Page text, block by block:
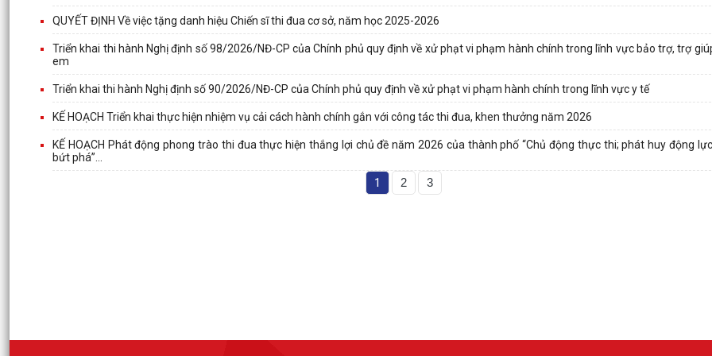
QUYẾT ĐỊNH Về việc tặng danh hiệu Chiến sĩ thi đua cơ sở, năm học 2025-2026
Triển khai thi hành Nghị định số 98/2026/NĐ-CP của Chính phủ quy định về xử phạt vi phạm hành chính trong lĩnh vực bảo trợ, trợ
em
Triển khai thi hành Nghị định số 90/2026/NĐ-CP của Chính phủ quy định về xử phạt vi phạm hành chính trong lĩnh vực y tế
KẾ HOẠCH Triển khai thực hiện nhiệm vụ cải cách hành chính gắn với công tác thi đua, khen thưởng năm 2026
KẾ HOẠCH Phát động phong trào thi đua thực hiện thắng lợi chủ đề năm 2026 của thành phố “Chủ động thực thi; phát huy động
bứt phá”...
1 2 3